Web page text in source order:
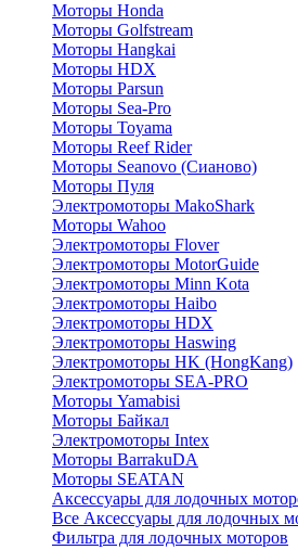
Моторы Honda
Моторы Golfstream
Моторы Hangkai
Моторы HDX
Моторы Parsun
Моторы Sea-Pro
Моторы Toyama
Моторы Reef Rider
Моторы Seanovo (Сианово)
Моторы Пуля
Электромоторы MakoShark
Моторы Wahoo
Электромоторы Flover
Электромоторы MotorGuide
Электромоторы Minn Kota
Электромоторы Haibo
Электромоторы HDX
Электромоторы Haswing
Электромоторы HK (HongKang)
Электромоторы SEA-PRO
Моторы Yamabisi
Моторы Байкал
Электромоторы Intex
Моторы BarrakuDA
Моторы SEATAN
Аксессуары для лодочных
Все Аксессуары для лодочных
Фильтра для лодочных моторов